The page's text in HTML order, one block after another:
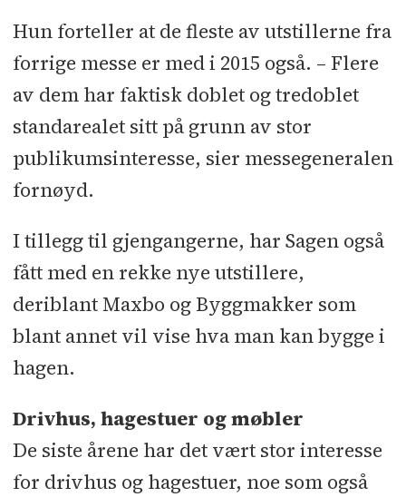
Hun forteller at de fleste av utstillerne fra
forrige messe er med i 2015 også. – Flere
av dem har faktisk doblet og tredoblet
standarealet sitt på grunn av stor
publikumsinteresse, sier messegeneralen
fornøyd.
I tillegg til gjengangerne, har Sagen også
fått med en rekke nye utstillere,
deriblant Maxbo og Byggmakker som
blant annet vil vise hva man kan bygge i
hagen.
Drivhus, hagestuer og møbler
De siste årene har det vært stor interesse
for drivhus og hagestuer, noe som også